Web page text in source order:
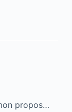
propos…